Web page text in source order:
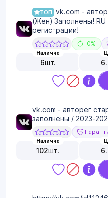
ТОП
vk.com -
(Жен) Заполнены! RU
регистрации!
0%
Наличие
6шт.
vk.com - авторег
заполнены / 2023-
Наличие
102шт.